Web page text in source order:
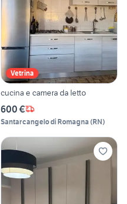
Vetrina
cucina e camera da letto
600 €
Santarcangelo di Romagna (RN)